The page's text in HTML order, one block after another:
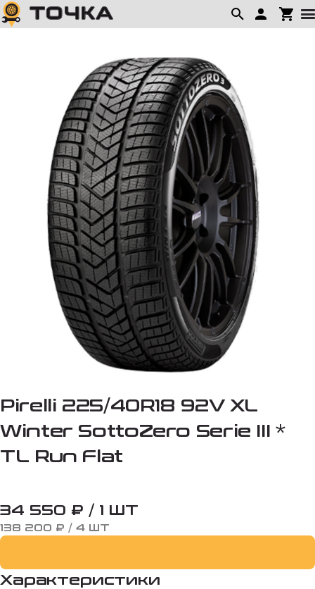
Pirelli 225/40R18 92V XL
Winter SottoZero Serie III *
TL Run Flat
34 550 ₽ / 1 ШТ
138 200 ₽ / 4 ШТ
Характеристики